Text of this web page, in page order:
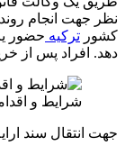
نظر جهت انجام
کشور ترکیه حضور
دهد. افراد پس از خرید ملک تا ۳ سال اجازه
شرایط و
جهت انتقال سند